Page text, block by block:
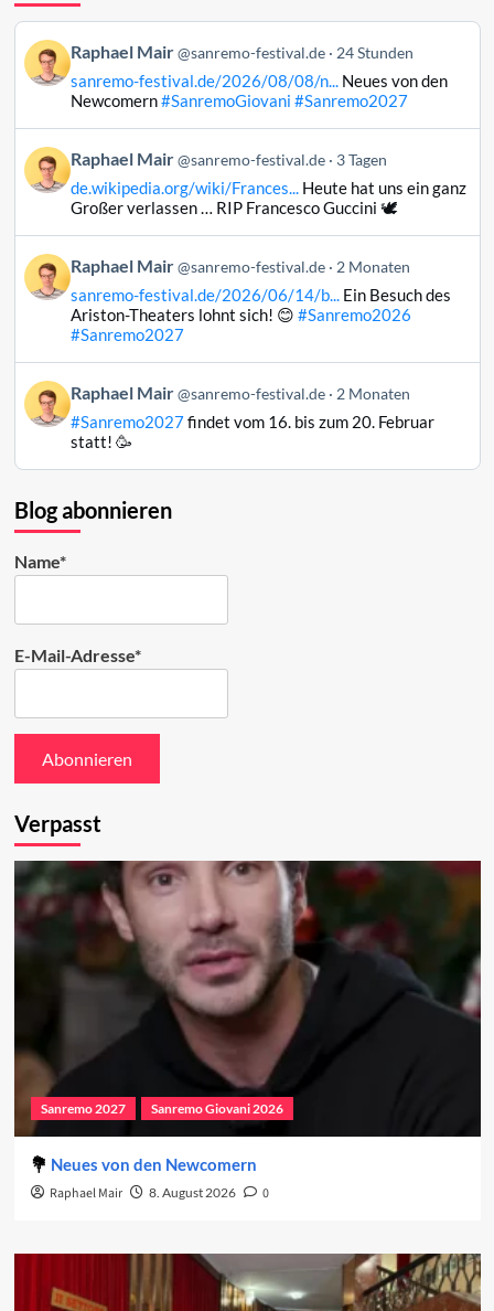
Beitrag
von
Raphael
Bluesky
ansehen
Raphael Mair @sanremo-festival.de 24 Stunden
sanremo-festival.de/2026/08/08/n...Neues von den
Newcomern#SanremoGiovani #Sanremo2027
Beitrag
von
Raphael
Bluesky
ansehen
Raphael Mair @sanremo-festival.de 3 Tagen
de.wikipedia.org/wiki/Frances...Heute hat uns ein ganz
Großer verlassen … RIP Francesco Guccini 🕊️
Beitrag
von
Raphael
ansehen
Raphael Mair @sanremo-festival.de 2 Monaten
sanremo-festival.de/2026/06/14/b...Ein Besuch des
Ariston-Theaters lohnt sich! 😊 #Sanremo2026
#Sanremo2027
Beitrag
von
Raphael
Bluesky
ansehen
Raphael Mair @sanremo-festival.de 2 Monaten
#Sanremo2027findet vom 16. bis zum 20. Februar
statt! 🥳
Blog abonnieren
Name*
E-Mail-Adresse*
Verpasst
Sanremo 2027 Sanremo Giovani 2026
Neues von den Newcomern
Raphael Mair 8. August 2026 0